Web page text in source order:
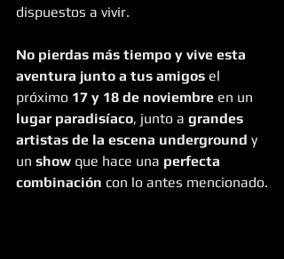
dispuestos a vivir.
No pierdas más tiempo y vive esta
aventura junto a tus amigos el
próximo 17 y 18 de noviembre en un
lugar paradisíaco, junto a grandes
artistas de la escena underground y
un show que hace una perfecta
combinación con lo antes mencionado.